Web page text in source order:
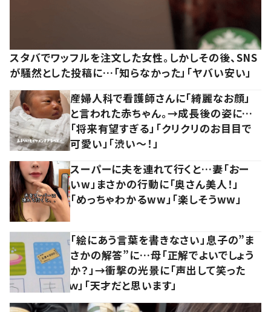
スタバでワッフルを注文した女性。しかしその後、SNS
が騒然とした投稿に…「知らなかった」「ヤバい安い」
産婦人科で看護師さんに「綺麗なお顔」
と言われた赤ちゃん。→成長後の姿に…
「将来有望すぎる」「クリクリのお目目で
可愛い」「渋い～！」
スーパーに夫を連れて行くと…妻「おー
いw」まさかの行動に「奥さん美人！」
「めっちゃわかるww」「楽しそうww」
「絵にあう言葉を書きなさい」息子の”ま
さかの解答”に…母「正解でよいでしょう
か？」→衝撃の光景に「声出して笑った
ｗ」「天才だと思います」